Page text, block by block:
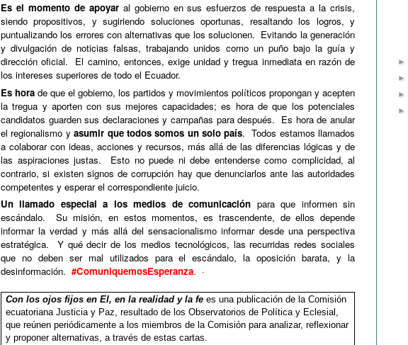
Es el momento de apoyaral gobierno en sus esfuerzos de respuesta a la crisis,
siendo propositivos, y sugiriendo soluciones oportunas, resaltando los logros, y
puntualizando los errores con alternativas que los solucionen. Evitando la generación
y divulgación de noticias falsas, trabajando unidos como un puño bajo la guía y
dirección oficial.
El camino, entonces, exige unidad y tregua inmediata en razón de
los intereses superiores de todo el Ecuador.
Es hora de que el gobierno, los partidos y movimientos políticos propongan y acepten
la tregua y aporten con sus mejores capacidades; es hora de que los potenciales
candidatos guarden sus declaraciones y campañas para después. Es hora de anular
el regionalismo yasumir que todos somos un solo país. Todos estamos llamados
a colaborar con ideas, acciones y recursos, más allá de las diferencias lógicas y de
las aspiraciones justas.
Esto no puede ni debe entenderse como complicidad, al
contrario, si existen signos de corrupción hay que denunciarlos ante las autoridades
competentes y esperar el correspondiente juicio.
Un llamado especial a los medios de comunicación para que informen sin
escándalo.
Su misión, en estos momentos, es trascendente, de ellos depende
informar la verdad y más allá del sensacionalismo informar desde una perspectiva
estratégica.
Y qué decir de los medios tecnológicos, las recurridas redes sociales
que no deben ser mal utilizados para el escándalo, la oposición barata, y la
desinformación. #ComuniquemosEsperanza. ·
Con los ojos fijos en El, en la realidad y la fees una publicación de la Comisión
ecuatoriana Justicia y Paz, resultado de los Observatorios de Política y Eclesial,
que reúnen periódicamente a los miembros de la Comisión para analizar, reflexionar
y proponer alternativas, a través de estas cartas.
►
►
►
►